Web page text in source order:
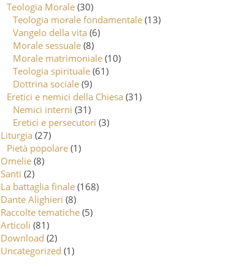
Teologia Morale (30)
Teologia morale fondamentale (13)
Vangelo della vita (6)
Morale sessuale (8)
Morale matrimoniale (10)
Teologia spirituale (61)
Dottrina sociale (9)
Eretici e nemici della Chiesa (31)
Nemici interni (31)
Eretici e persecutori (3)
Liturgia (27)
Pietà popolare (1)
Omelie (8)
Santi (2)
La battaglia finale (168)
Dante Alighieri (8)
Raccolte tematiche (5)
Articoli (81)
Download (2)
Uncategorized (1)